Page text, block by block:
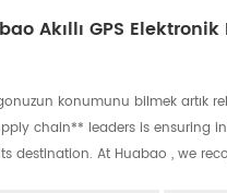
Akıllı GPS
konumunu bilmek artık
chain** leaders is ensuring
destination. At Huabao , we